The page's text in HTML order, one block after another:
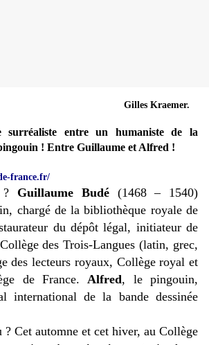
Gilles Kraemer.
surréaliste entre un humaniste de la
! Entre Guillaume et Alfred !
france.fr/
? Guillaume Budé(1468 – 1540)
chargé de la bibliothèque royale de
du dépôt légal, initiateur de
des Trois-Langues (latin, grec,
des lecteurs royaux, Collège royal et
de France.Alfred, le pingouin,
international de la bande dessinée
Cet automne et cet hiver, au Collège